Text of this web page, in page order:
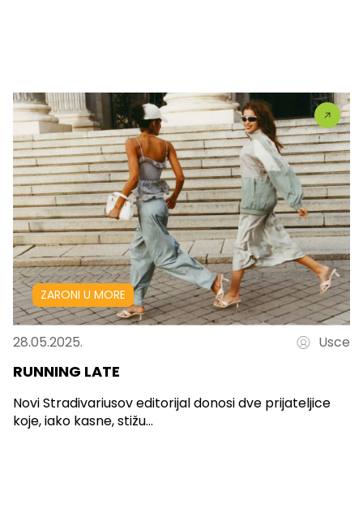
ZARONI U MORE
28.05.2025. Usce
RUNNING LATE
Novi Stradivariusov editorijal donosi dve prijateljice
koje, iako kasne, stižu...